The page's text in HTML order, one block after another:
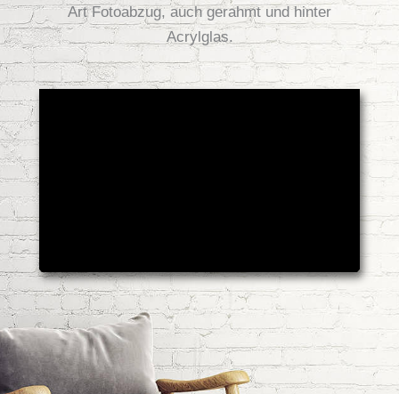
Art Fotoabzug, auch gerahmt und hinter
Acrylglas.